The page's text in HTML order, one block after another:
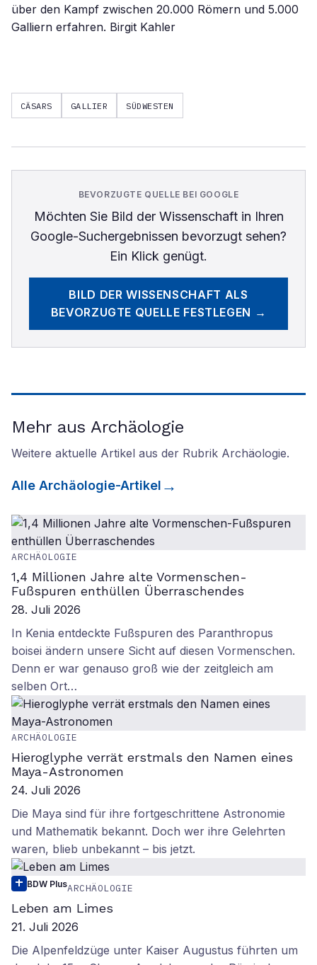
über den Kampf zwischen 20.000 Römern und 5.000
Galliern erfahren. Birgit Kahler
CÄSARS GALLIER SÜDWESTEN
BEVORZUGTE QUELLE BEI GOOGLE
Möchten Sie Bild der Wissenschaftin Ihren
Google-Suchergebnissen bevorzugt sehen?
Ein Klick genügt.
BILD DER WISSENSCHAFT ALS
BEVORZUGTE QUELLE FESTLEGEN →
Mehr aus Archäologie
Weitere aktuelle Artikel aus der Rubrik Archäologie.
Alle Archäologie-Artikel
ARCHÄOLOGIE
1,4 Millionen Jahre alte Vormenschen-
Fußspuren enthüllen Überraschendes
28. Juli 2026
In Kenia entdeckte Fußspuren des Paranthropus
boisei ändern unsere Sicht auf diesen Vormenschen.
Denn er war genauso groß wie der zeitgleich am
selben Ort…
ARCHÄOLOGIE
Hieroglyphe verrät erstmals den Namen eines
Maya-Astronomen
24. Juli 2026
Die Maya sind für ihre fortgeschrittene Astronomie
und Mathematik bekannt. Doch wer ihre Gelehrten
waren, blieb unbekannt – bis jetzt.
BDW PlusARCHÄOLOGIE
Leben am Limes
21. Juli 2026
Die Alpenfeldzüge unter Kaiser Augustus führten um